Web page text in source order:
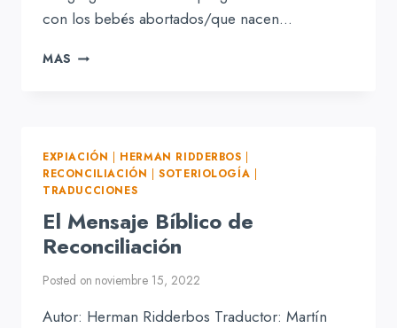
con los bebés abortados/que nacen…
MAS PREGUNTAS
TEMPRANA
DE
UN
Y
LA
SALVACIÓN
EXPIACIÓN HERMAN RIDDERBOS
RECONCILIACIÓN |SOTERIOLOGÍA
TRADUCCIONES
El Mensaje Bíblico de
Reconciliación
Posted on noviembre 15, 2022
Autor: Herman Ridderbos Traductor: Martín